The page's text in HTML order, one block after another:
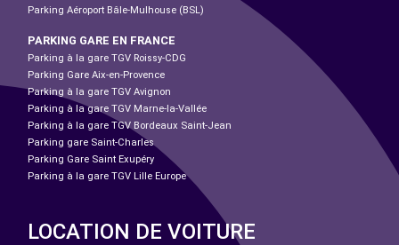
Parking Aéroport Bâle-Mulhouse (BSL)
PARKING GARE EN FRANCE
Parking à la gare TGV Roissy-CDG
Parking Gare Aix-en-Provence
Parking à la gare TGV Avignon
Parking à la gare TGV Marne-la-Vallée
Parking à la gare TGV Bordeaux Saint-Jean
Parking gare Saint-Charles
Parking Gare Saint Exupéry
Parking à la gare TGV Lille Europe
LOCATION DE VOITURE